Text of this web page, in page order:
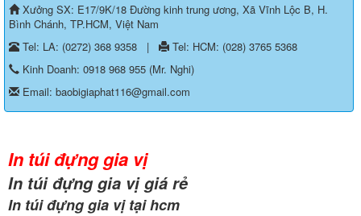
Xưởng SX: E17/9K/18 Đường kinh trung ương, Xã Vĩnh Lộc B, H.
Bình Chánh, TP.HCM, Việt Nam
Tel: LA: (0272) 368 9358 |
Tel: HCM: (028) 3765 5368
Kinh Doanh: 0918 968 955 (Mr. Nghi)
Email: baobigiaphat116@gmail.com
In túi đựng gia vị
In túi đựng gia vị giá rẻ
In túi đựng gia vị tại hcm